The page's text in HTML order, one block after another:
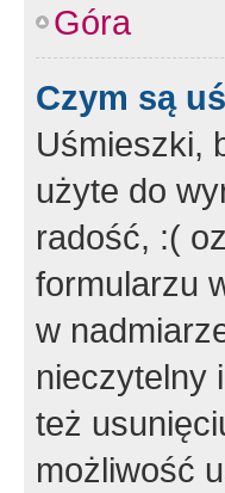
Góra
Czym są
Uśmieszki,
użyte do
radość, :(
formularzu
w
nieczytelny
też
możliwość